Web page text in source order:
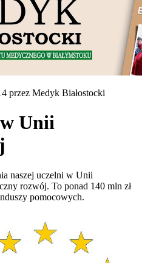
przez Medyk Białostocki
Unii
naszej uczelni w Unii
rozwój. To ponad 140 mln zł
pomocowych.